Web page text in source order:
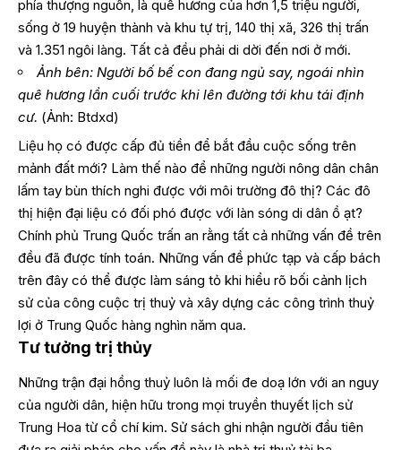
phía thượng nguồn, là quê hương của hơn 1,5 triệu người,
sống ở 19 huyện thành và khu tự trị, 140 thị xã, 326 thị trấn
và 1.351 ngôi làng. Tất cả đều phải di dời đến nơi ở mới.
Ảnh bên: Người bố bế con đang ngủ say, ngoái nhìn
quê hương lần cuối trước khi lên đường tới khu tái định
cư. (Ảnh: Btdxd)
Liệu họ có được cấp đủ tiền để bắt đầu cuộc sống trên
mảnh đất mới? Làm thế nào để những người nông dân chân
lấm tay bùn thích nghi được với môi trường đô thị? Các đô
thị hiện đại liệu có đối phó được với làn sóng di dân ồ ạt?
Chính phủ Trung Quốc trấn an rằng tất cả những vấn đề trên
đều đã được tính toán. Những vấn đề phức tạp và cấp bách
trên đây có thể được làm sáng tỏ khi hiểu rõ bối cảnh lịch
sử của công cuộc trị thuỷ và xây dựng các công trình thuỷ
lợi ở Trung Quốc hàng nghìn năm qua.
Tư tưởng trị thủy
Những trận đại hồng thuỷ luôn là mối đe doạ lớn với an nguy
của người dân, hiện hữu trong mọi truyền thuyết lịch sử
Trung Hoa từ cổ chí kim. Sử sách ghi nhận người đầu tiên